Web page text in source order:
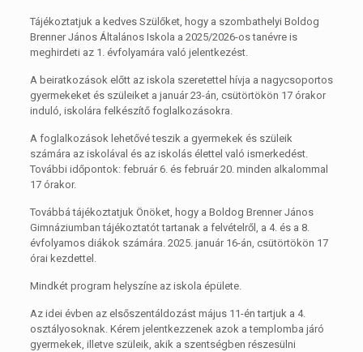
Tájékoztatjuk a kedves Szülőket, hogy a szombathelyi Boldog
Brenner János Általános Iskola a 2025/2026-os tanévre is
meghirdeti az 1. évfolyamára való jelentkezést.
A beiratkozások előtt az iskola szeretettel hívja a nagycsoportos
gyermekeket és szüleiket a január 23-án, csütörtökön 17 órakor
induló, iskolára felkészítő foglalkozásokra.
A foglalkozások lehetővé teszik a gyermekek és szüleik
számára az iskolával és az iskolás élettel való ismerkedést.
További időpontok: február 6. és február 20. minden alkalommal
17 órakor.
Továbbá tájékoztatjuk Önöket, hogy a Boldog Brenner János
Gimnáziumban tájékoztatót tartanak a felvételről, a 4. és a 8.
évfolyamos diákok számára. 2025. január 16-án, csütörtökön 17
órai kezdettel.
Mindkét program helyszíne az iskola épülete.
Az idei évben az elsőszentáldozást május 11-én tartjuk a 4.
osztályosoknak. Kérem jelentkezzenek azok a templomba járó
gyermekek, illetve szüleik, akik a szentségben részesülni